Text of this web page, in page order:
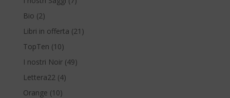
Bio (2)
Libri in offerta (21)
TopTen (10)
I nostri Noir (49)
Lettera22 (4)
Orange (10)